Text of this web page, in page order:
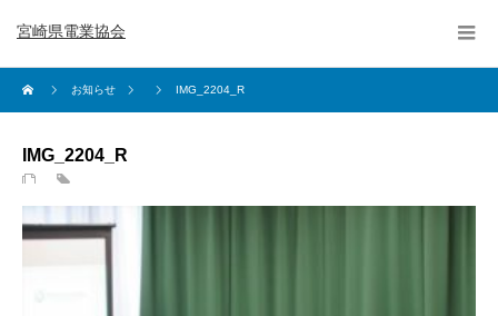
宮崎県電業協会
お知らせ IMG_2204_R
IMG_2204_R